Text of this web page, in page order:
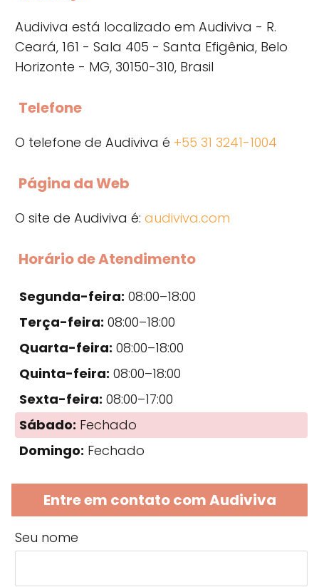
Audiviva está localizado em Audiviva - R.
Ceará, 161 - Sala 405 - Santa Efigênia, Belo
Horizonte - MG, 30150-310, Brasil
Telefone
O telefone de Audiviva é +55 31 3241-1004
Página da Web
O site de Audiviva é: audiviva.com
Horário de Atendimento
Segunda-feira: 08:00–18:00
Terça-feira: 08:00–18:00
Quarta-feira: 08:00–18:00
Quinta-feira: 08:00–18:00
Sexta-feira: 08:00–17:00
Sábado: Fechado
Domingo: Fechado
Entre em contato com Audiviva
Seu nome